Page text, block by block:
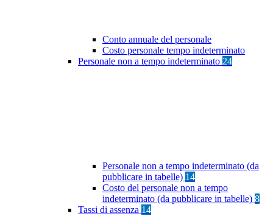
Conto annuale del personale
Costo personale tempo indeterminato
Personale non a tempo indeterminato 24
Personale non a tempo indeterminato (da
pubblicare in tabelle) 14
Costo del personale non a tempo
indeterminato (da pubblicare in tabelle) 8
Tassi di assenza 14